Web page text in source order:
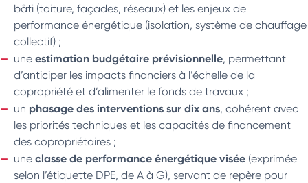
bâti (toiture, façades, réseaux) et les enjeux de
performance énergétique (isolation, système de chauffage
collectif) ;
une estimation budgétaire prévisionnelle, permettant
d’anticiper les impacts financiers à l’échelle de la
copropriété et d’alimenter le fonds de travaux ;
un phasage des interventions sur dix ans, cohérent avec
les priorités techniques et les capacités de financement
des copropriétaires ;
une classe de performance énergétique visée (exprimée
selon l’étiquette DPE, de A à G), servant de repère pour